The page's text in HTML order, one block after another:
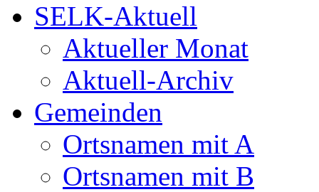
SELK-Aktuell
Aktueller Monat
Aktuell-Archiv
Gemeinden
Ortsnamen mit A
Ortsnamen mit B